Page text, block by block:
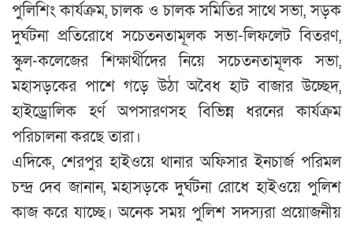
পুলিশিং কার্যক্রম, চালক ও চালক সমিতির সাথে সভা, সড়ক
দুর্ঘটনা প্রতিরোধে সচেতনতামূলক সভা-লিফলেট বিতরণ,
স্কুল-কলেজের শিক্ষার্থীদের নিয়ে সচেতনতামূলক সভা,
মহাসড়কের পাশে গড়ে উঠা অবৈধ হাট বাজার উচ্ছেদ,
হাইড্রোলিক হর্ণ অপসারণসহ বিভিন্ন ধরনের কার্যক্রম
পরিচালনা করছে তারা।
এদিকে, শেরপুর হাইওয়ে থানার অফিসার ইনচার্জ পরিমল
চন্দ্র দেব জানান, মহাসড়কে দুর্ঘটনা রোধে হাইওয়ে পুলিশ
কাজ করে যাচ্ছে। অনেক সময় পুলিশ সদস্যরা প্রয়োজনীয়